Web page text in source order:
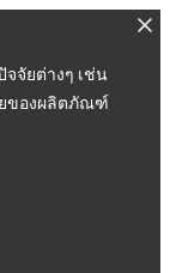
จัยต่างๆ เช่น
ยของผลิตภัณฑ์